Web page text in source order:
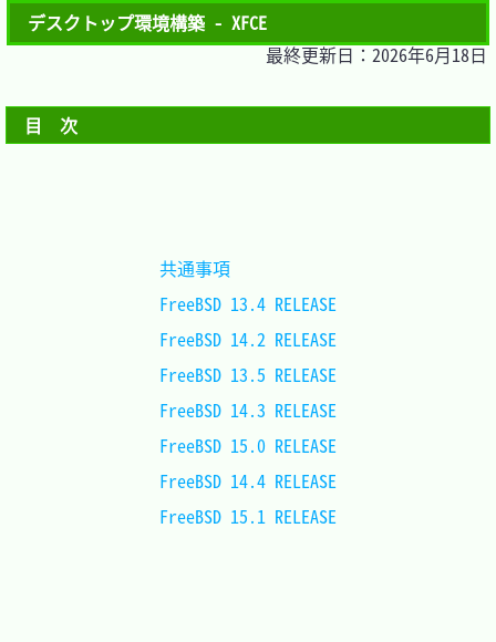
デスクトップ環境構築 - XFCE
最終更新日：2026年6月18日
目　次
FreeBSD 13.4 RELEASE
FreeBSD 14.2 RELEASE
FreeBSD 13.5 RELEASE
FreeBSD 14.3 RELEASE
FreeBSD 15.0 RELEASE
FreeBSD 14.4 RELEASE
FreeBSD 15.1 RELEASE